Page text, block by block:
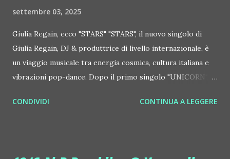
settembre 03, 2025
Giulia Regain, ecco "STARS" "STARS", il nuovo singolo di
Giulia Regain, DJ & produttrice di livello internazionale, è
un viaggio musicale tra energia cosmica, cultura italiana e
vibrazioni pop-dance. Dopo il primo singolo "UNICORN",
seconda release intitolata "STARS", interpretata dalla voce
CONDIVIDI CONTINUA A LEGGERE